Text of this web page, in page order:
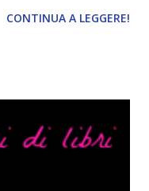
puntata di oggi vi
Vabbè, c'è crisi, il
CONTINUA A LEGGERE!